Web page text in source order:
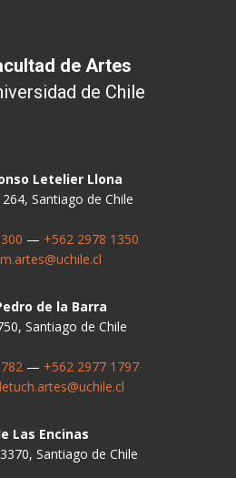
de Artes
de Chile
Letelier Llona
Santiago de Chile
— +562 2978 1350
de la Barra
Santiago de Chile
— +562 2977 1797
Las Encinas
Santiago de Chile